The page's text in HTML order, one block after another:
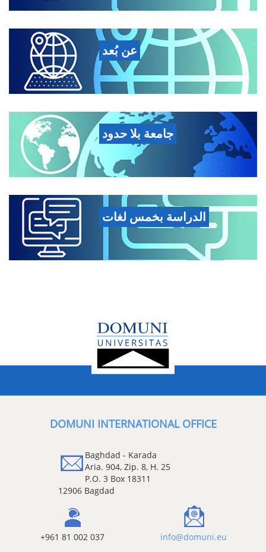
عن بُعد
جامعة بلا حدود
الدراسة بخمس لغات
DOMUNI INTERNATIONAL OFFICE
Baghdad - Karada
Aria. 904, Zip. 8, H. 25
P.O. 3 Box 18311
12906 Bagdad
+961 81 002 037 info@domuni.eu